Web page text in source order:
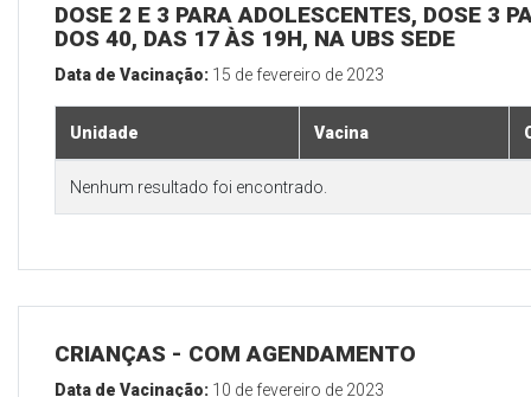
DOSE 2 E 3 PARA ADOLESCENTES, DOSE 3
DOS 40, DAS 17 ÀS 19H, NA UBS SEDE
Data de Vacinação: 15 de fevereiro de 2023
Unidade Vacina
Nenhum resultado foi encontrado.
CRIANÇAS - COM AGENDAMENTO
Data de Vacinação: 10 de fevereiro de 2023